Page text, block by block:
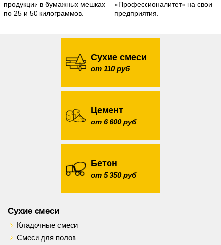
продукции в бумажных мешках
по 25 и 50 килограммов.
«Профессионалитет» на свои
предприятия.
Сухие смеси
от 110 руб
Цемент
от 6 600 руб
Бетон
от 5 350 руб
Сухие смеси
Кладочные смеси
Смеси для полов